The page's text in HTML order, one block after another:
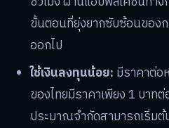
ขั้นตอนที่ยุ่งยากซับซ้อนของ
ออกไป
ใช้เงินลงทุนน้อย: มีราคาต่อ
ของไทยมีราคาเพียง 1 บาท
ประมาณจำกัดสามารถเริ่ม